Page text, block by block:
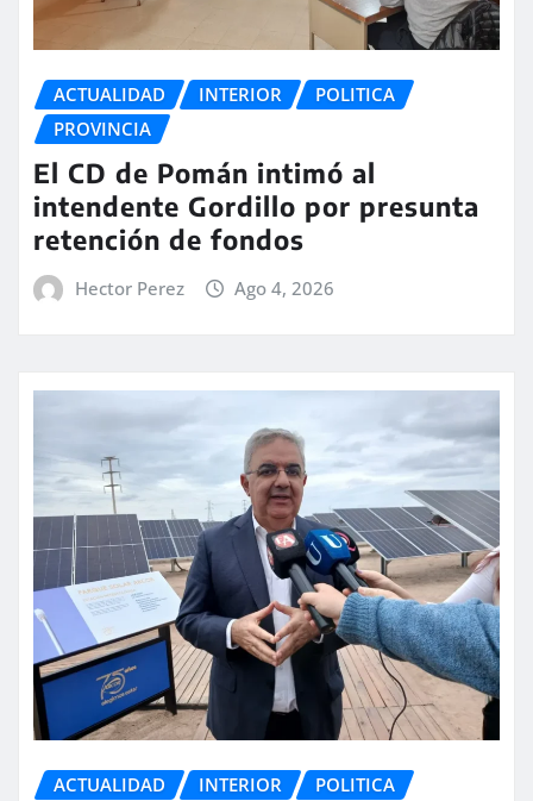
ACTUALIDAD INTERIOR
POLITICA
PROVINCIA
El CD de Pomán intimó al
intendente Gordillo por presunta
retención de fondos
Hector Perez Ago 4, 2026
ACTUALIDAD INTERIOR POLITICA